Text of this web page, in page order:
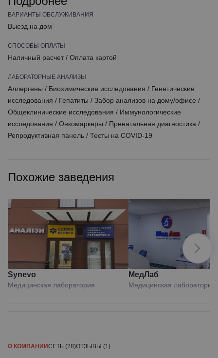
ВАРИАНТЫ ОБСЛУЖИВАНИЯ
Выезд на дом
СПОСОБЫ ОПЛАТЫ
Наличный расчет / Оплата картой
ЛАБОРАТОРНЫЕ АНАЛИЗЫ
Аллергены / Биохимические исследования / Генетические
исследования / Гепатиты / Забор анализов на дому/офисе /
Общеклинические исследования / Иммунологические
исследования / Онкомаркеры / Пренатальная диагностика /
Репродуктивная панель / Тесты на COVID-19
Похожие заведения
Synevo
Медицинская лаборатория
МедЛаб
Медицинская лаборатория
О КОМПАНИИСЕТЬ (28)ОТЗЫВЫ (1)